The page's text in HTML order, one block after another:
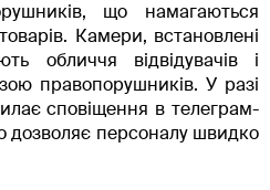
що намагаються
Камери, встановлені
обличчя відвідувачів і
правопорушників. У разі
сповіщення в телеграм-
дозволяє персоналу швидко
Система також